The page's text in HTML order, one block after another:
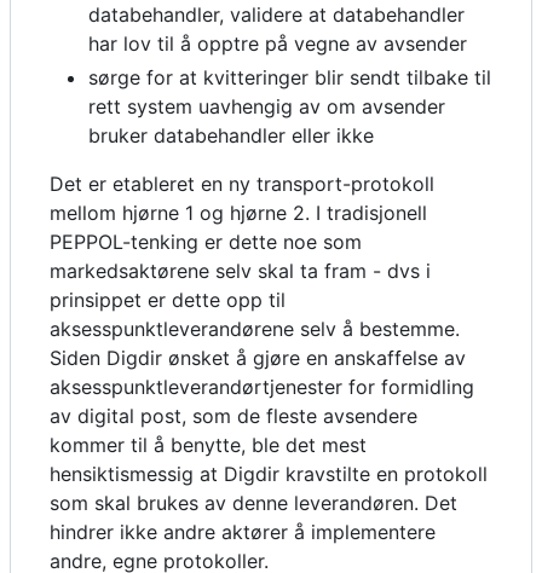
databehandler, validere at databehandler
har lov til å opptre på vegne av avsender
sørge for at kvitteringer blir sendt tilbake til
rett system uavhengig av om avsender
bruker databehandler eller ikke
Det er etableret en ny transport-protokoll
mellom hjørne 1 og hjørne 2. I tradisjonell
PEPPOL-tenking er dette noe som
markedsaktørene selv skal ta fram - dvs i
prinsippet er dette opp til
aksesspunktleverandørene selv å bestemme.
Siden Digdir ønsket å gjøre en anskaffelse av
aksesspunktleverandørtjenester for formidling
av digital post, som de fleste avsendere
kommer til å benytte, ble det mest
hensiktismessig at Digdir kravstilte en protokoll
som skal brukes av denne leverandøren. Det
hindrer ikke andre aktører å implementere
andre, egne protokoller.